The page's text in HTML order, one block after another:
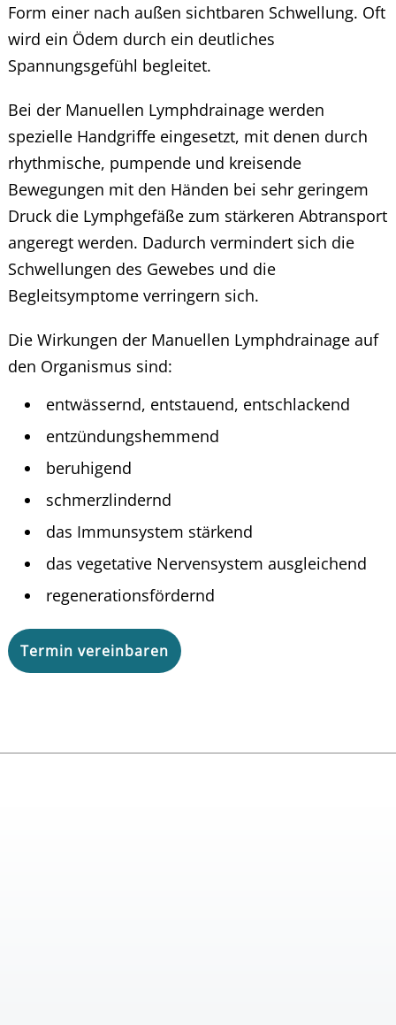
Form einer nach außen sichtbaren Schwellung. Oft
wird ein Ödem durch ein deutliches
Spannungsgefühl begleitet.
Bei der Manuellen Lymphdrainage werden
spezielle Handgriffe eingesetzt, mit denen durch
rhythmische, pumpende und kreisende
Bewegungen mit den Händen bei sehr geringem
Druck die Lymphgefäße zum stärkeren Abtransport
angeregt werden. Dadurch vermindert sich die
Schwellungen des Gewebes und die
Begleitsymptome verringern sich.
Die Wirkungen der Manuellen Lymphdrainage auf
den Organismus sind:
entwässernd, entstauend, entschlackend
entzündungshemmend
beruhigend
schmerzlindernd
das Immunsystem stärkend
das vegetative Nervensystem ausgleichend
regenerationsfördernd
Termin vereinbaren